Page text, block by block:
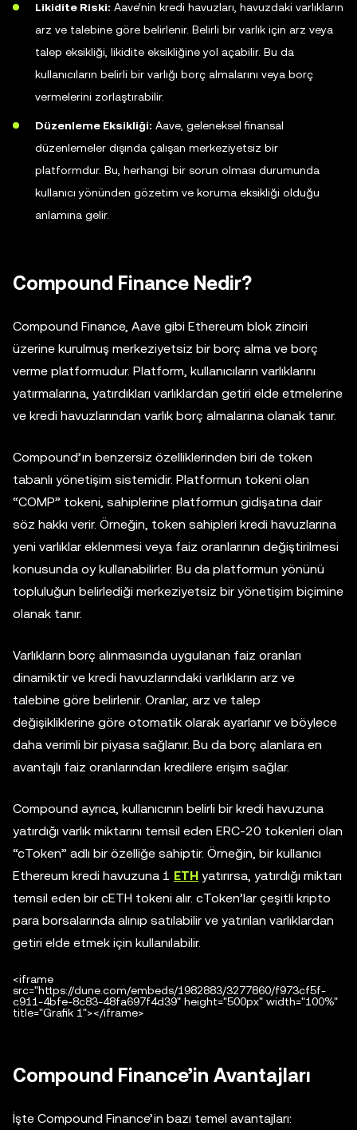
Likidite Riski: Aave’nin kredi havuzları, havuzdaki varlıkların
arz ve talebine göre belirlenir. Belirli bir varlık için arz veya
talep eksikliği, likidite eksikliğine yol açabilir. Bu da
kullanıcıların belirli bir varlığı borç almalarını veya borç
vermelerini zorlaştırabilir.
Düzenleme Eksikliği: Aave, geleneksel finansal
düzenlemeler dışında çalışan merkeziyetsiz bir
platformdur. Bu, herhangi bir sorun olması durumunda
kullanıcı yönünden gözetim ve koruma eksikliği olduğu
anlamına gelir.
Compound Finance Nedir?
Compound Finance, Aave gibi Ethereum blok zinciri
üzerine kurulmuş merkeziyetsiz bir borç alma ve borç
verme platformudur. Platform, kullanıcıların varlıklarını
yatırmalarına, yatırdıkları varlıklardan getiri elde etmelerine
ve kredi havuzlarından varlık borç almalarına olanak tanır.
Compound’ın benzersiz özelliklerinden biri de token
tabanlı yönetişim sistemidir. Platformun tokeni olan
“COMP” tokeni, sahiplerine platformun gidişatına dair
söz hakkı verir. Örneğin, token sahipleri kredi havuzlarına
yeni varlıklar eklenmesi veya faiz oranlarının değiştirilmesi
konusunda oy kullanabilirler. Bu da platformun yönünü
topluluğun belirlediği merkeziyetsiz bir yönetişim biçimine
olanak tanır.
Varlıkların borç alınmasında uygulanan faiz oranları
dinamiktir ve kredi havuzlarındaki varlıkların arz ve
talebine göre belirlenir. Oranlar, arz ve talep
değişikliklerine göre otomatik olarak ayarlanır ve böylece
daha verimli bir piyasa sağlanır. Bu da borç alanlara en
avantajlı faiz oranlarından kredilere erişim sağlar.
Compound ayrıca, kullanıcının belirli bir kredi havuzuna
yatırdığı varlık miktarını temsil eden ERC-20 tokenleri olan
“cToken” adlı bir özelliğe sahiptir. Örneğin, bir kullanıcı
Ethereum kredi havuzuna 1 ETH yatırırsa, yatırdığı miktarı
temsil eden bir cETH tokeni alır. cToken’lar çeşitli kripto
para borsalarında alınıp satılabilir ve yatırılan varlıklardan
getiri elde etmek için kullanılabilir.
<iframe
src="https://dune.com/embeds/1982883/3277860/f973cf5f-
c911-4bfe-8c83-48fa697f4d39" height="500px" width="100%"
title="Grafik 1"></iframe>
Compound Finance’in Avantajları
İşte Compound Finance’in bazı temel avantajları: